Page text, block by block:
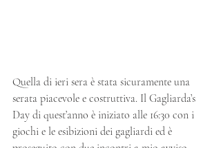
Quella di ieri sera è stata sicuramente una
serata piacevole e costruttiva. Il Gagliarda’s
Day di quest’anno è iniziato alle 16:30 con i
giochi e le esibizioni dei gagliardi ed è